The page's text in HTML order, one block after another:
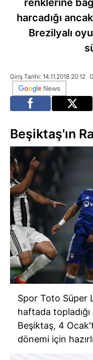
renklerine
harcadığı
Brezilyalı
Giriş Tarihi: 14.11.2018 20:12
Beşiktaş'ın
Spor Toto Süper
haftada
Beşiktaş, 4
dönemi için